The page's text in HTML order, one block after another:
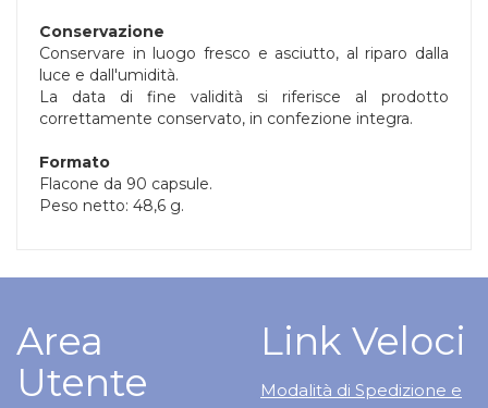
Conservazione
Conservare in luogo fresco e asciutto, al riparo dalla
luce e dall'umidità.
La data di fine validità si riferisce al prodotto
correttamente conservato, in confezione integra.
Formato
Flacone da 90 capsule.
Peso netto: 48,6 g.
Area
Utente
Link Veloci
Modalità di Spedizione e